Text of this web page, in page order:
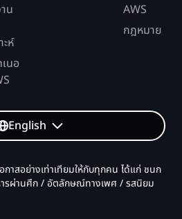
น
ะห์
นอ
AWS
กฎหมาย
English
าสอย่างเท่าเทียมให้กับทุกคน ได้แก่ ชนก
รผ่านศึก / อัตลักษณ์ทางเพศ / รสนิยม